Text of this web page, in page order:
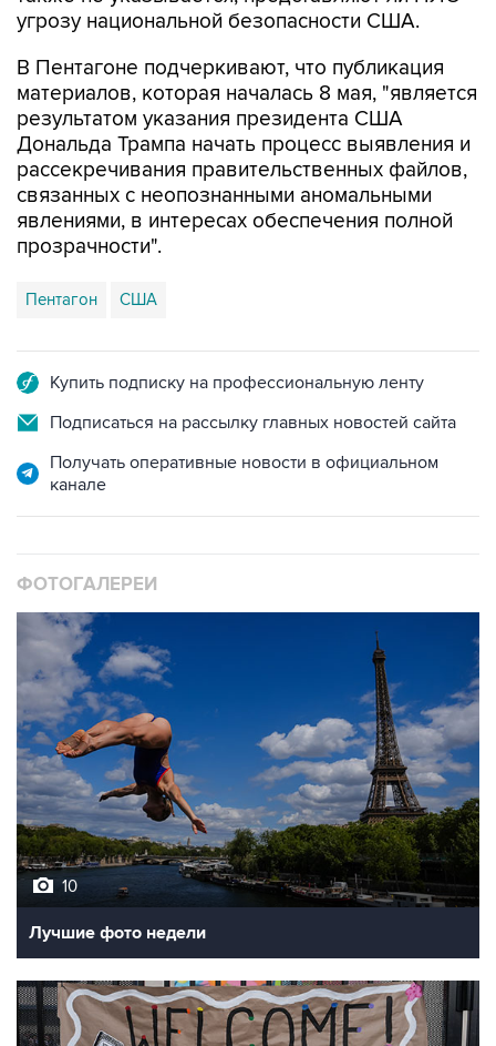
угрозу национальной безопасности США.
В Пентагоне подчеркивают, что публикация
материалов, которая началась 8 мая, "является
результатом указания президента США
Дональда Трампа начать процесс выявления и
рассекречивания правительственных файлов,
связанных с неопознанными аномальными
явлениями, в интересах обеспечения полной
прозрачности".
Пентагон США
Купить подписку на профессиональную ленту
Подписаться на рассылку главных новостей сайта
Получать оперативные новости в официальном
канале
ФОТОГАЛЕРЕИ
10
Лучшие фото недели